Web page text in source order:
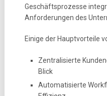
Geschäftsprozesse
Anforderungen des
Einige der Hauptvorteile
Zentralisierte
Blick
Automatisierte